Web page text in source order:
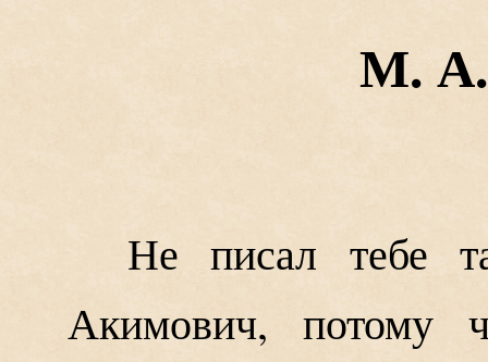
М. А.
Не писал тебе
Акимович, потому